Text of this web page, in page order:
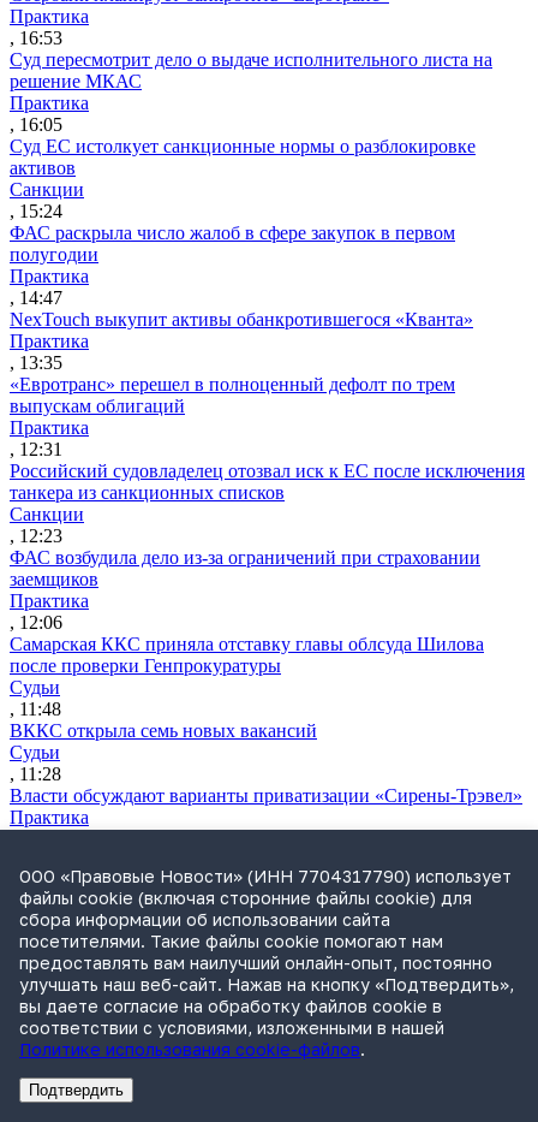
Практика
, 16:53
Суд пересмотрит дело о выдаче исполнительного листа на
решение МКАС
Практика
, 16:05
Суд ЕС истолкует санкционные нормы о разблокировке
активов
Санкции
, 15:24
ФАС раскрыла число жалоб в сфере закупок в первом
полугодии
Практика
, 14:47
NexTouch выкупит активы обанкротившегося «Кванта»
Практика
, 13:35
«Евротранс» перешел в полноценный дефолт по трем
выпускам облигаций
Практика
, 12:31
Российский судовладелец отозвал иск к ЕС после исключения
танкера из санкционных списков
Санкции
, 12:23
ФАС возбудила дело из-за ограничений при страховании
заемщиков
Практика
, 12:06
Самарская ККС приняла отставку главы облсуда Шилова
после проверки Генпрокуратуры
Судьи
, 11:48
ВККС открыла семь новых вакансий
Судьи
, 11:28
Власти обсуждают варианты приватизации «Сирены-Трэвел»
Практика
обучении нейросетей и правила «социальных» СЗПК
Обзор СМИ
, 09:37
Путин подписал закон об ограничениях для осужденных
релокантов
Законодательство
, 19:32
ВС напомнил, что прекращение уголовного дела не
исключает взыскания ущерба
Практика
, 18:02РекламаАдвокатское бюро Санкт-Петербурга «Вертикаль» ИНН 7841290773
ООО «Правовые Новости» (ИНН 7704317790) использует
файлы cookie (включая сторонние файлы cookie) для
сбора информации об использовании сайта
посетителями. Такие файлы cookie помогают нам
предоставлять вам наилучший онлайн-опыт, постоянно
улучшать наш веб-сайт. Нажав на кнопку «Подтвердить»,
вы даете согласие на обработку файлов cookie в
соответствии с условиями, изложенными в нашей
Политике использования cookie-файлов.
Подтвердить